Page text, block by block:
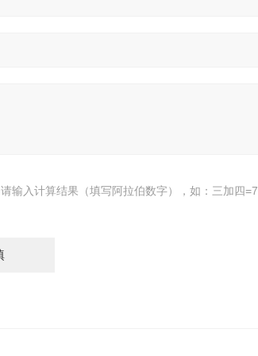
请输入计算结果（填写阿拉伯数字），如：三加四=7